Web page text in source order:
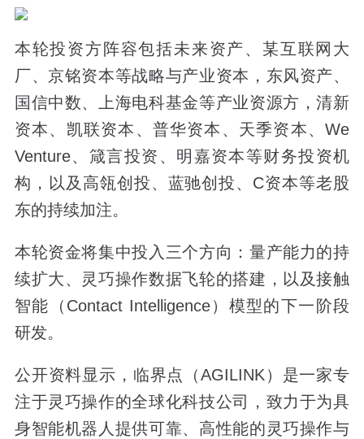
本轮投资方阵容包括未来资产、某互联网大
厂、京铭资本等战略与产业资本，东风资产、
国信中数、上海电科基金等产业资源方，清新
资本、凯联资本、普华资本、天季资本、We
Venture、箴言投资、明嘉资本等财务投资机
构，以及高瓴创投、蓝驰创投、C资本等老股
东的持续加注。
本轮资金将集中投入三个方向：量产能力的持
续扩大、灵巧操作数据飞轮的搭建，以及接触
智能（Contact Intelligence）模型的下一阶段
研发。
公开资料显示，临界点（AGILINK）是一家专
注于灵巧操作的全球化科技公司，致力于为具
身智能机器人提供可靠、高性能的灵巧操作与